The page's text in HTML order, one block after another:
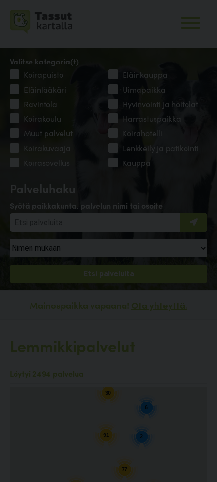
Palveluhaku
Syötä paikkakunta, palvelun nimi tai osoite
Valitse kategoria(t)
Koirapuisto
Eläinkauppa
Eläinlääkäri
Uimapaikka
Ravintola
Hyvinvointi ja hoitolat
Koirakoulu
Harrastuspaikka
Muut palvelut
Koirahotelli
Koirakuvaaja
Lenkkeily ja patikointi
Koirasovellus
Kauppa
Mainospaikka vapaana! Ota yhteyttä.
Lemmikkipalvelut
Löytyi 2494 palvelua
91
77
6
30
2